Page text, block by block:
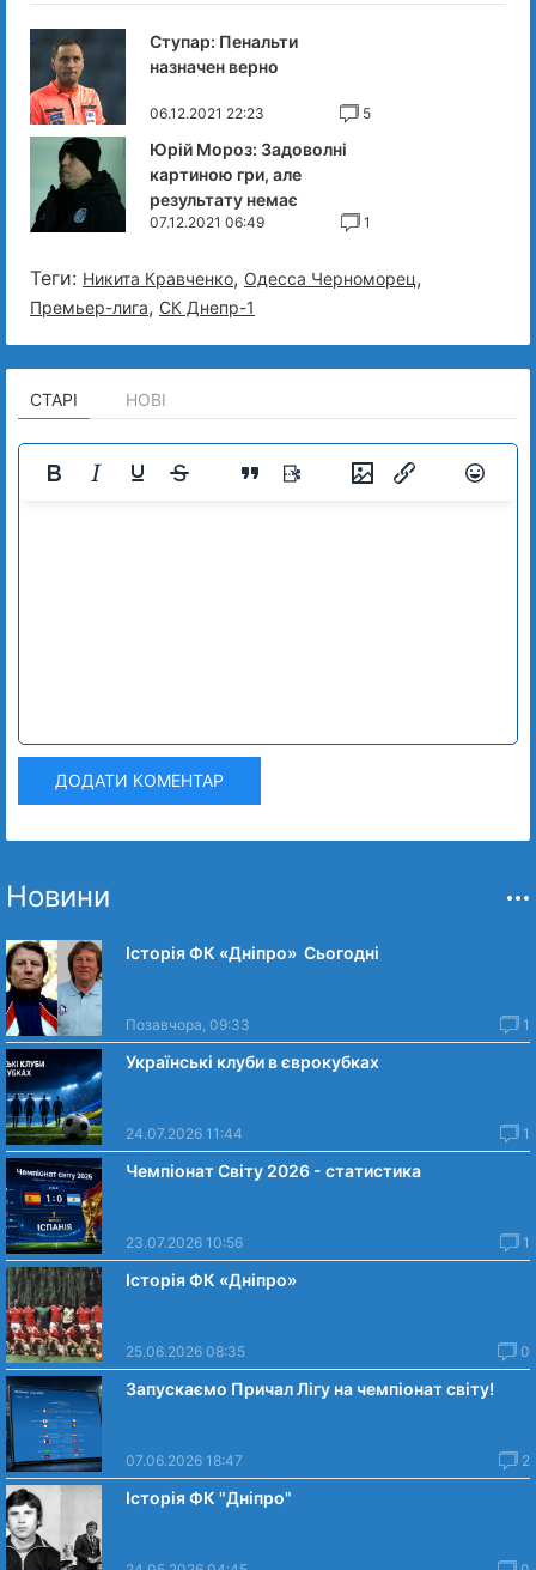
Ступар: Пенальти
назначен верно
06.12.2021 22:23 5
Юрій Мороз: Задоволні
картиною гри, але
результату немає
07.12.2021 06:49 1
Теги: Никита Кравченко, Одесса Черноморец,
Премьер-лига, СК Днепр-1
СТАРІ НОВІ
ДОДАТИ КОМЕНТАР
Новини
Історія ФК «Дніпро» Сьогодні
Позавчора, 09:33 1
Українські клуби в єврокубках
24.07.2026 11:44 1
Чемпіонат Світу 2026 - статистика
23.07.2026 10:56 1
Історія ФК «Дніпро»
25.06.2026 08:35 0
Запускаємо Причал Лігу на чемпіонат світу!
07.06.2026 18:47 2
Історія ФК "Дніпро"